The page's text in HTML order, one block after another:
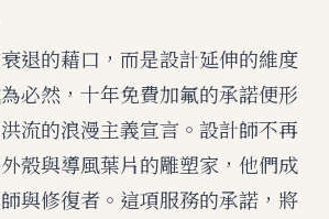
退的藉口，而是設計延伸的維度
必然，十年免費加氟的承諾便形
流的浪漫主義宣言。設計師不再
殼與導風葉片的雕塑家，他們成
與修復者。這項服務的承諾，將